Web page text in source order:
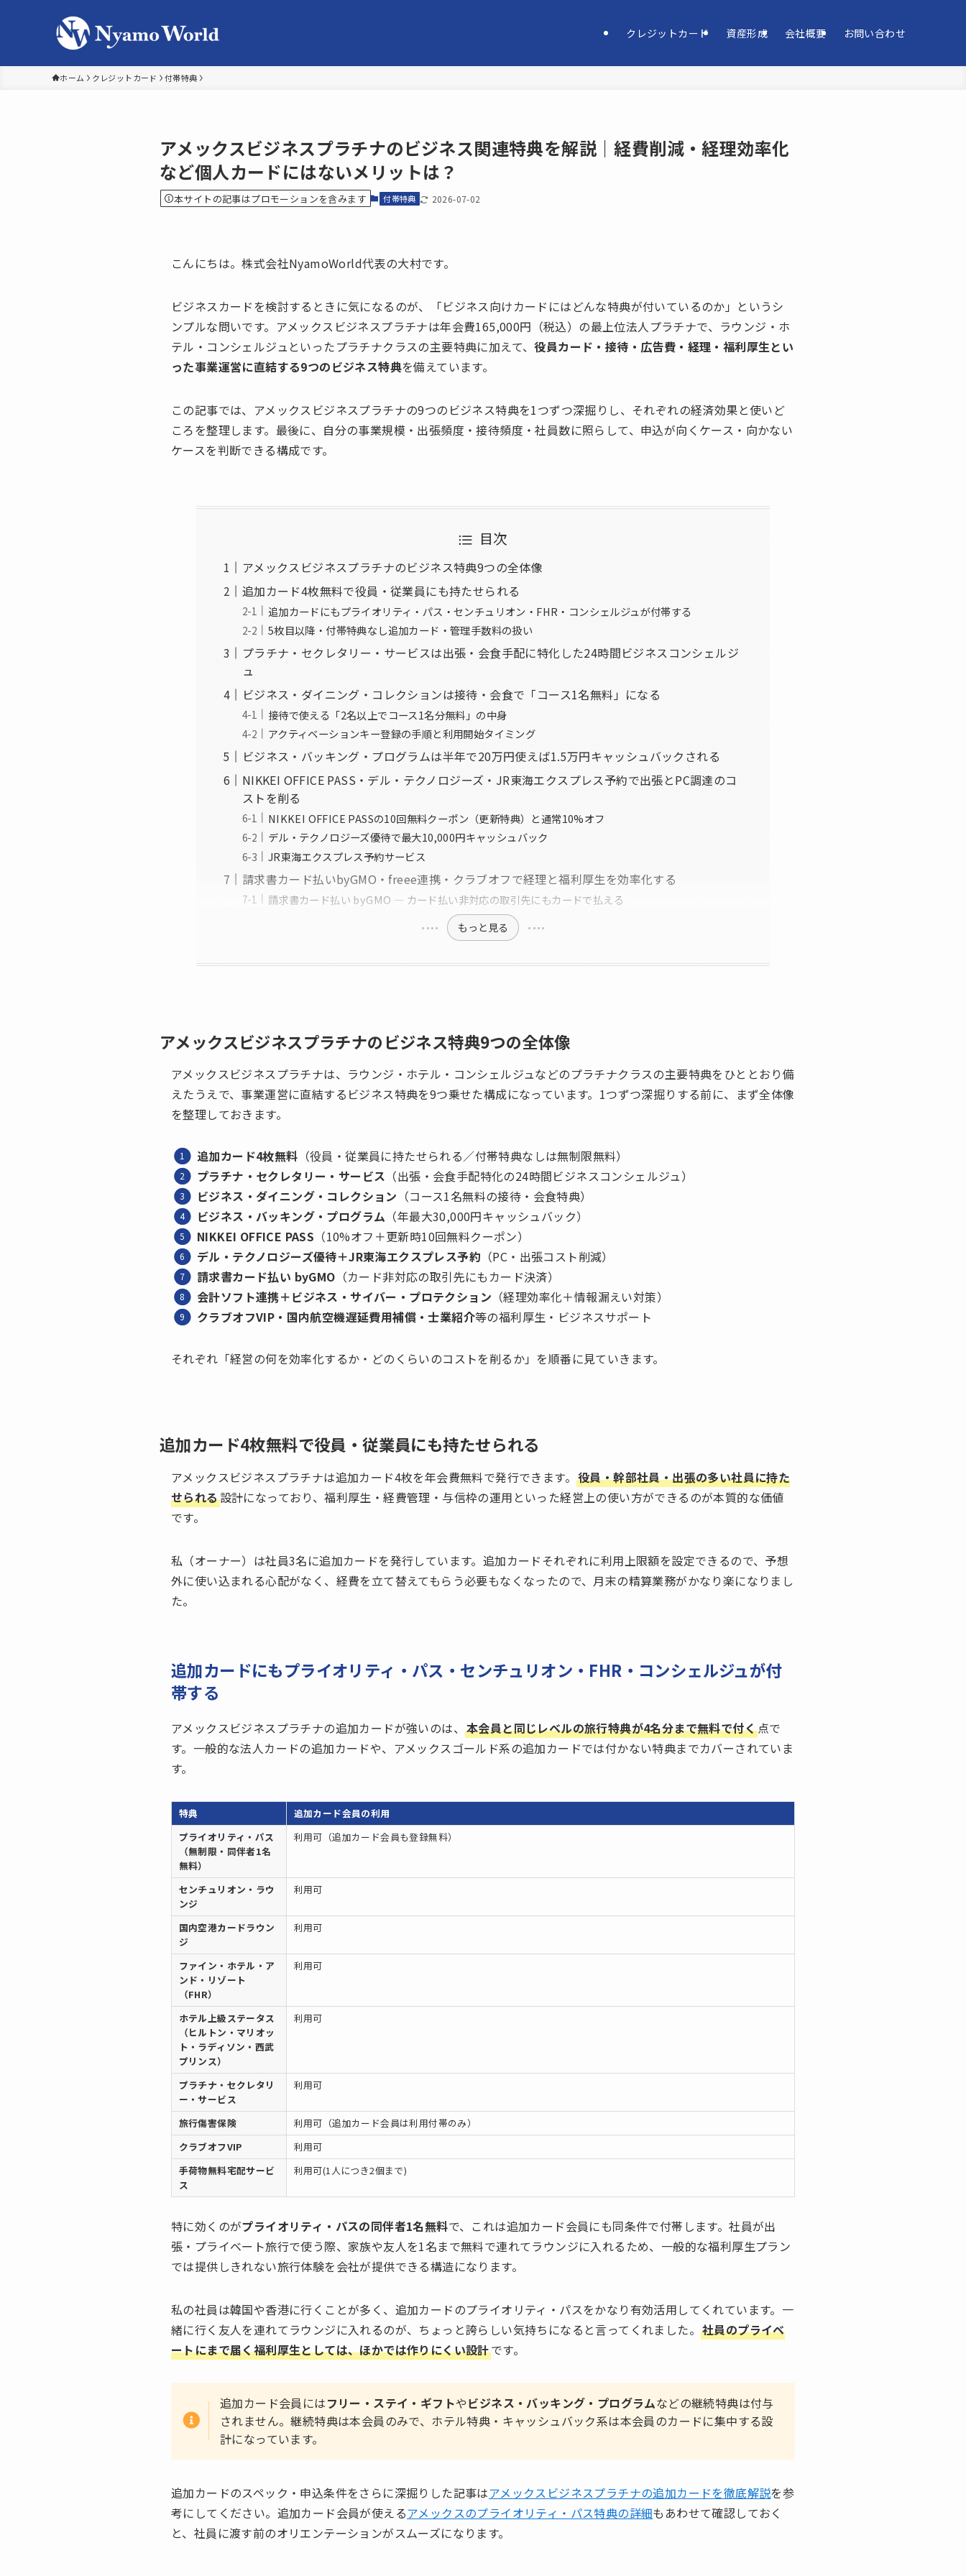
クレジットカード 資産形成 会社概要 お問い合わせ
ホーム クレジットカード 付帯特典
アメックスビジネスプラチナのビジネス関連特典を解説｜経費削減・経理効率化
など個人カードにはないメリットは？
本サイトの記事はプロモーションを含みます 付帯特典 2026-07-02
こんにちは。株式会社NyamoWorld代表の大村です。
ビジネスカードを検討するときに気になるのが、「ビジネス向けカードにはどんな特典が付いているのか」というシ
ンプルな問いです。アメックスビジネスプラチナは年会費165,000円（税込）の最上位法人プラチナで、ラウンジ・ホ
テル・コンシェルジュといったプラチナクラスの主要特典に加えて、役員カード・接待・広告費・経理・福利厚生とい
った事業運営に直結する9つのビジネス特典を備えています。
この記事では、アメックスビジネスプラチナの9つのビジネス特典を1つずつ深掘りし、それぞれの経済効果と使いど
ころを整理します。最後に、自分の事業規模・出張頻度・接待頻度・社員数に照らして、申込が向くケース・向かない
ケースを判断できる構成です。
目次
アメックスビジネスプラチナのビジネス特典9つの全体像
追加カード4枚無料で役員・従業員にも持たせられる
追加カードにもプライオリティ・パス・センチュリオン・FHR・コンシェルジュが付帯する
5枚目以降・付帯特典なし追加カード・管理手数料の扱い
プラチナ・セクレタリー・サービスは出張・会食手配に特化した24時間ビジネスコンシェルジ
ュ
ビジネス・ダイニング・コレクションは接待・会食で「コース1名無料」になる
接待で使える「2名以上でコース1名分無料」の中身
アクティベーションキー登録の手順と利用開始タイミング
ビジネス・バッキング・プログラムは半年で20万円使えば1.5万円キャッシュバックされる
NIKKEI OFFICE PASS・デル・テクノロジーズ・JR東海エクスプレス予約で出張とPC調達のコ
ストを削る
NIKKEI OFFICE PASSの10回無料クーポン（更新特典）と通常10%オフ
デル・テクノロジーズ優待で最大10,000円キャッシュバック
JR東海エクスプレス予約サービス
請求書カード払いbyGMO・freee連携・クラブオフで経理と福利厚生を効率化する
請求書カード払い byGMO — カード払い非対応の取引先にもカードで払える
もっと見る
アメックスビジネスプラチナのビジネス特典9つの全体像
アメックスビジネスプラチナは、ラウンジ・ホテル・コンシェルジュなどのプラチナクラスの主要特典をひととおり備
えたうえで、事業運営に直結するビジネス特典を9つ乗せた構成になっています。1つずつ深掘りする前に、まず全体像
を整理しておきます。
追加カード4枚無料 （役員・従業員に持たせられる／付帯特典なしは無制限無料）
プラチナ・セクレタリー・サービス （出張・会食手配特化の24時間ビジネスコンシェルジュ）
ビジネス・ダイニング・コレクション （コース1名無料の接待・会食特典）
ビジネス・バッキング・プログラム （年最大30,000円キャッシュバック）
NIKKEI OFFICE PASS （10%オフ＋更新時10回無料クーポン）
デル・テクノロジーズ優待＋JR東海エクスプレス予約 （PC・出張コスト削減）
請求書カード払い byGMO （カード非対応の取引先にもカード決済）
会計ソフト連携＋ビジネス・サイバー・プロテクション （経理効率化＋情報漏えい対策）
クラブオフVIP・国内航空機遅延費用補償・士業紹介等の福利厚生・ビジネスサポート
それぞれ「経営の何を効率化するか・どのくらいのコストを削るか」を順番に見ていきます。
追加カード4枚無料で役員・従業員にも持たせられる
アメックスビジネスプラチナは追加カード4枚を年会費無料で発行できます。 役員・幹部社員・出張の多い社員に持た
せられる設計になっており、福利厚生・経費管理・与信枠の運用といった経営上の使い方ができるのが本質的な価値
です。
私（オーナー）は社員3名に追加カードを発行しています。追加カードそれぞれに利用上限額を設定できるので、予想
外に使い込まれる心配がなく、経費を立て替えてもらう必要もなくなったので、月末の精算業務がかなり楽になりまし
た。
追加カードにもプライオリティ・パス・センチュリオン・FHR・コンシェルジュが付
帯する
アメックスビジネスプラチナの追加カードが強いのは、 本会員と同じレベルの旅行特典が4名分まで無料で付く点で
す。一般的な法人カードの追加カードや、アメックスゴールド系の追加カードでは付かない特典までカバーされていま
す。
特典
追加カード会員の利用
プライオリティ・パス
（無制限・同伴者1名
無料）
利用可（追加カード会員も登録無料）
センチュリオン・ラウ
ンジ
利用可
国内空港カードラウン
ジ
利用可
ファイン・ホテル・ア
ンド・リゾート
（FHR）
利用可
ホテル上級ステータス
（ヒルトン・マリオッ
ト・ラディソン・西武
プリンス）
利用可
プラチナ・セクレタリ
ー・サービス
利用可
旅行傷害保険
利用可（追加カード会員は利用付帯のみ）
クラブオフVIP
利用可
手荷物無料宅配サービ
ス
利用可(1人につき2個まで)
特に効くのがプライオリティ・パスの同伴者1名無料で、これは追加カード会員にも同条件で付帯します。社員が出
張・プライベート旅行で使う際、家族や友人を1名まで無料で連れてラウンジに入れるため、一般的な福利厚生プラン
では提供しきれない旅行体験を会社が提供できる構造になります。
私の社員は韓国や香港に行くことが多く、追加カードのプライオリティ・パスをかなり有効活用してくれています。一
緒に行く友人を連れてラウンジに入れるのが、ちょっと誇らしい気持ちになると言ってくれました。社員のプライベ
ートにまで届く福利厚生としては、ほかでは作りにくい設計です。
追加カード会員にはフリー・ステイ・ギフトやビジネス・バッキング・プログラムなどの継続特典は付与
されません。継続特典は本会員のみで、ホテル特典・キャッシュバック系は本会員のカードに集中する設
計になっています。
追加カードのスペック・申込条件をさらに深掘りした記事はアメックスビジネスプラチナの追加カードを徹底解説を参
考にしてください。追加カード会員が使えるアメックスのプライオリティ・パス特典の詳細もあわせて確認しておく
と、社員に渡す前のオリエンテーションがスムーズになります。